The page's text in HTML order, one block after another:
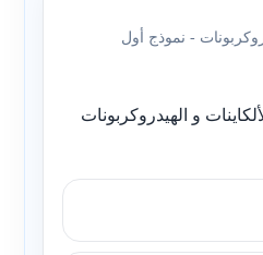
- نموذج أول
و الهيدروكربونات